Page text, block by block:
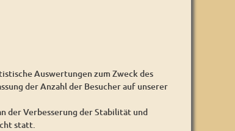
Auswertungen zum Zweck des
der Anzahl der Besucher auf unserer
der Verbesserung der Stabilität und
statt.